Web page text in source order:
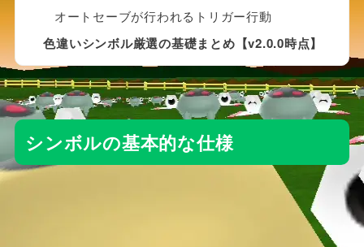
オートセーブが行われるトリガー行動
色違いシンボル厳選の基礎まとめ【v2.0.0時点】
シンボルの基本的な仕様